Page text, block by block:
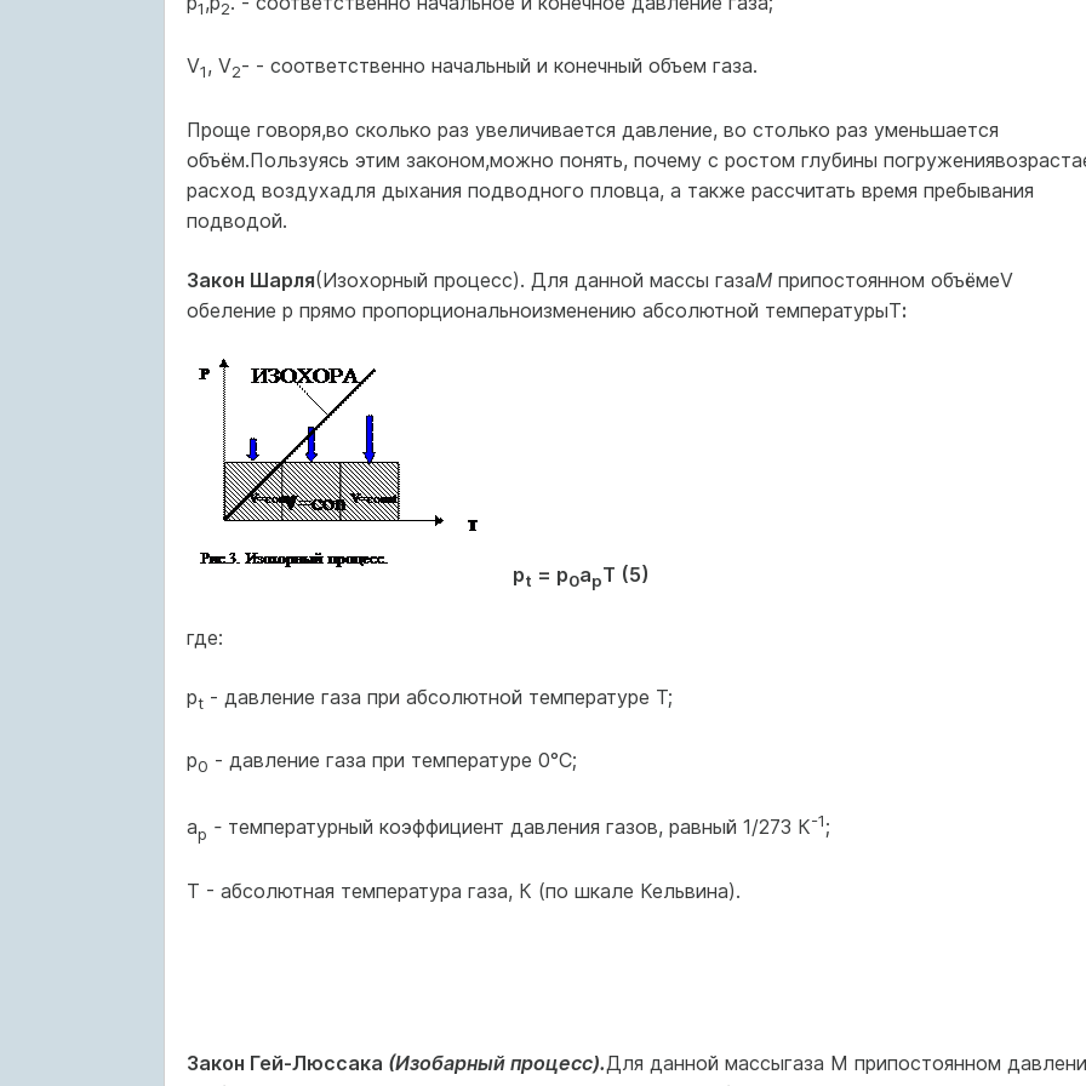
1 2
V1, V2- - соответственно началь­ный и конечный объем газа.
Проще говоря,во сколько раз увеличивается давление, во столько раз уменьшается
объём.Пользу­ясь этим законом,можно понять, почему с ростом глубины
расход воздухадля дыхания подводного пловца, а также рас­считать время пребывания
подводой.
Закон Шарля(Изохорный процесс). Для данной массы газаМ припостоянном объёмеV
обеление р прямо пропорциональноизменению абсолютной температурыТ:
pt = p0apT (5)
где:
pt- давление газа при абсолют­ной температуре Т;
р0 - давление газа при темпе­ратуре 0°С;
ap -температурный коэффициент давления газов, равный 1/273 К-1;
Т - абсолютная температура газа, К (по шкале Кельвина).
Закон Гей-Люссака (Изобарный процесс).Для данной массыгаза М припостоянном